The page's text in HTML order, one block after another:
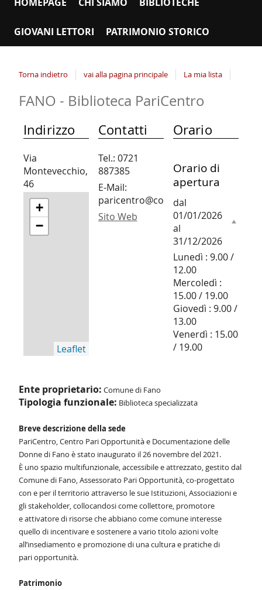
GIOVANI LETTORI PATRIMONIO STORICO
Torna indietro vai alla pagina principale La mia lista
FANO - Biblioteca PariCentro
+
−
Leaflet
Indirizzo
Via
Montevecchio,
46
61032 FANO
Contatti
Tel.: 0721
887385
E-Mail:
paricentro@comune.fano.pu.it
Sito Web
Orario
Orario di
apertura
dal
01/01/2026
al
31/12/2026
Lunedì : 9.00 /
12.00
Mercoledì :
15.00 / 19.00
Giovedì : 9.00 /
13.00
Venerdì : 15.00
/ 19.00
Ente proprietario: Comune di Fano
Tipologia funzionale: Biblioteca specializzata
Breve descrizione della sede
PariCentro, Centro Pari Opportunità e Documentazione delle
Donne di Fano è stato inaugurato il 26 novembre del 2021.
È uno spazio multifunzionale, accessibile e attrezzato, gestito dal
Comune di Fano,Assessorato Pari Opportunità, co-progettato
con e per il territorio attraverso le sue Istituzioni, Associazioni e
gli stakeholder, collocandosi come collettore, promotore
eattivatore di risorse che abbiano come comune interesse
quello di incentivare e sostenerea vario titolo azioni volte
all’insediamento e promozione di una cultura e pratiche di
pariopportunità.
Patrimonio